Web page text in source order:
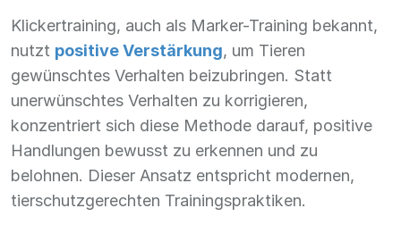
Klickertraining, auch als Marker-Training bekannt,
nutzt positive Verstärkung, um Tieren
gewünschtes Verhalten beizubringen. Statt
unerwünschtes Verhalten zu korrigieren,
konzentriert sich diese Methode darauf, positive
Handlungen bewusst zu erkennen und zu
belohnen. Dieser Ansatz entspricht modernen,
tierschutzgerechten Trainingspraktiken.